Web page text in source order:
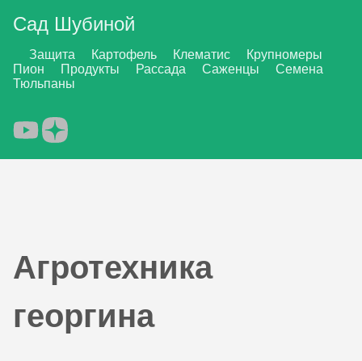
Сад Шубиной
Защита Картофель Клематис
Крупномеры
Пион
Продукты Рассада Саженцы
Семена
Тюльпаны
Агротехника
георгина